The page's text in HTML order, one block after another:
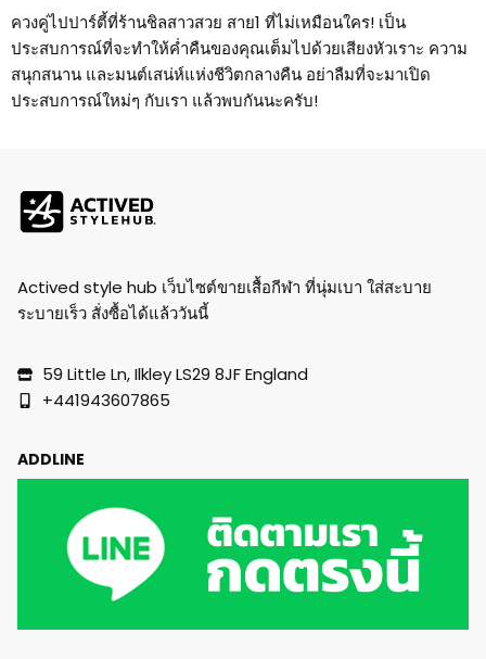
ควงคู่ไปปาร์ตี้ที่ร้านชิลสาวสวย สาย1 ที่ไม่เหมือนใคร! เป็น
ประสบการณ์ที่จะทำให้ค่ำคืนของคุณเต็มไปด้วยเสียงหัวเราะ ความ
สนุกสนาน และมนต์เสน่ห์แห่งชีวิตกลางคืน อย่าลืมที่จะมาเปิด
ประสบการณ์ใหม่ๆ กับเรา แล้วพบกันนะครับ!
Actived style hub เว็บไซต์ขายเสื้อกีฬา ที่นุ่มเบา ใส่สะบาย
ระบายเร็ว สั่งซื้อได้แล้ววันนี้
59 Little Ln, Ilkley LS29 8JF England
+441943607865
ADDLINE